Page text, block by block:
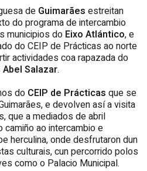
de Guimarães estreitan
do programa de intercambio
municipios do Eixo Atlántico, e
do CEIP de Prácticas ao norte
actividades coa rapazada do
Salazar.
do CEIP de Prácticas que se
e devolven así a visita
que a mediados de abril
camiño ao intercambio e
herculina, onde desfrutaron dun
culturais, cun percorrido polos
como o Palacio Municipal.